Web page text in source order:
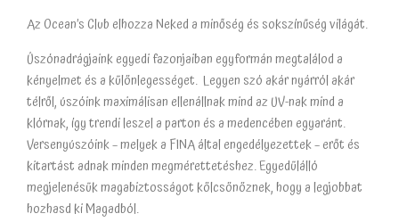
Az Ocean’s Club elhozza Neked a minőség és sokszínűség világát.
Úszónadrágjaink egyedi fazonjaiban egyformán megtalálod a
kényelmet és a különlegességet. Legyen szó akár nyárról akár
télről, úszóink maximálisan ellenállnak mind az UV-nak mind a
klórnak, így trendi leszel a parton és a medencében egyaránt.
Versenyúszóink – melyek a FINA által engedélyezettek – erőt és
kitartást adnak minden megmérettetéshez. Egyedülálló
megjelenésük magabiztosságot kölcsönöznek, hogy a legjobbat
hozhasd ki Magadból.